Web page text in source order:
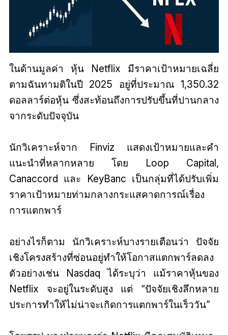
ในด้านมูลค่า หุ้น Netflix มีราคาเป้าหมายเฉลี่ย
ตามฉันทามติในปี 2025 อยู่ที่ประมาณ 1,350.32
ดอลลาร์ต่อหุ้น ซึ่งสะท้อนถึงการปรับขึ้นที่ปานกลาง
จากระดับปัจจุบัน
นักวิเคราะห์จาก Finviz แสดงเป้าหมายและคำ
แนะนำที่หลากหลาย โดย Loop Capital,
Canaccord และ KeyBanc เป็นกลุ่มที่ได้ปรับเพิ่ม
ราคาเป้าหมายท่ามกลางกระแสคาดการณ์เรื่อง
การแตกพาร์
อย่างไรก็ตาม นักวิเคราะห์บางรายเตือนว่า ปัจจัย
เชิงโครงสร้างที่ซ่อนอยู่ทำให้โอกาสแตกพาร์ลดลง
ตัวอย่างเช่น Nasdaq ได้ระบุว่า แม้ราคาหุ้นของ
Netflix จะอยู่ในระดับสูง แต่ “ปัจจัยเชิงลึกหลาย
ประการทำให้ไม่น่าจะเกิดการแตกพาร์ในเร็ววัน”